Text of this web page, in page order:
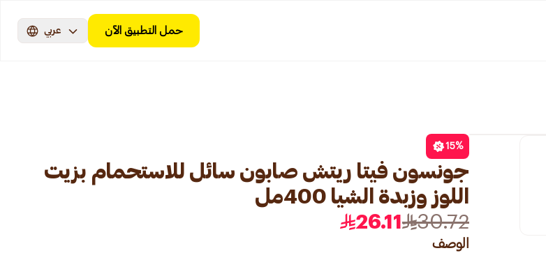
حمل التطبيق الآن عربي
15%
جونسون فيتا ريتش صابون سائل للاستحمام بزيت
اللوز وزبدة الشيا 400مل
30.72
26.11
الوصف